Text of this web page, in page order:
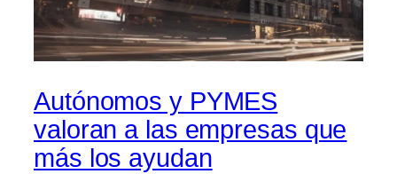
Autónomos y PYMES
valoran a las empresas que
más los ayudan